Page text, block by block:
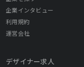
企業インタビュー
利用規約
運営会社
デザイナー求人